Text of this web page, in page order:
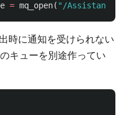
= mq_open( "/
に通知を受けられない
キューを別途作ってい